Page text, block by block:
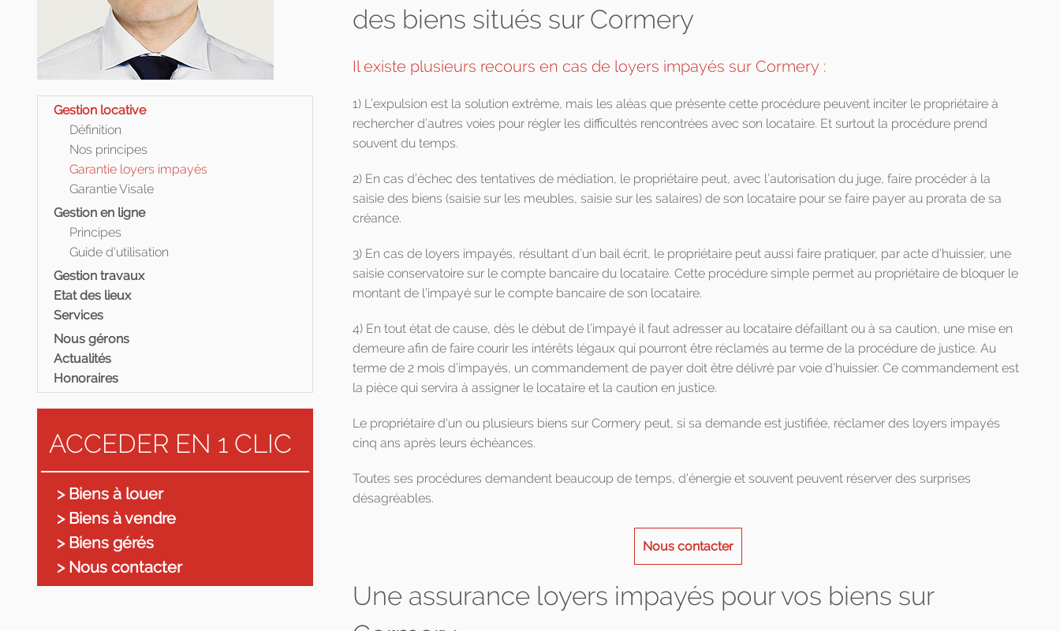
Gestion locative
Définition
Nos principes
Garantie loyers impayés
Garantie Visale
Gestion en ligne
Principes
Guide d'utilisation
Gestion travaux
Etat des lieux
Services
Nous gérons
Actualités
Honoraires
ACCEDER EN 1 CLIC
> Biens à louer
> Biens à vendre
> Biens gérés
> Nous contacter
des biens situés sur Cormery
Il existe plusieurs recours en cas de loyers impayés sur Cormery :
1) L’expulsion est la solution extrême, mais les aléas que présente cette procédure peuvent inciter le propriétaire à
rechercher d’autres voies pour régler les difficultés rencontrées avec son locataire. Et surtout la procédure prend
souvent du temps.
2) En cas d’échec des tentatives de médiation, le propriétaire peut, avec l’autorisation du juge, faire procéder à la
saisie des biens (saisie sur les meubles, saisie sur les salaires) de son locataire pour se faire payer au prorata de sa
créance.
3) En cas de loyers impayés, résultant d’un bail écrit, le propriétaire peut aussi faire pratiquer, par acte d’huissier, une
saisie conservatoire sur le compte bancaire du locataire. Cette procédure simple permet au propriétaire de bloquer le
montant de l’impayé sur le compte bancaire de son locataire.
4) En tout état de cause, dès le début de l’impayé il faut adresser au locataire défaillant ou à sa caution, une mise en
demeure afin de faire courir les intérêts légaux qui pourront être réclamés au terme de la procédure de justice. Au
terme de 2 mois d’impayés, un commandement de payer doit être délivré par voie d’huissier. Ce commandement est
la pièce qui servira à assigner le locataire et la caution en justice.
Le propriétaire d'un ou plusieurs biens sur Cormery peut, si sa demande est justifiée, réclamer des loyers impayés
cinq ans après leurs échéances.
Toutes ses procédures demandent beaucoup de temps, d'énergie et souvent peuvent réserver des surprises
désagréables.
Nous contacter
Une assurance loyers impayés pour vos biens sur